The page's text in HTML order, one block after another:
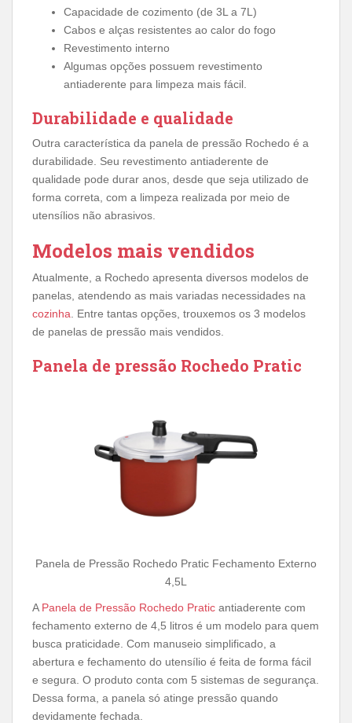
Capacidade de cozimento (de 3L a 7L)
Cabos e alças resistentes ao calor do fogo
Revestimento interno
Algumas opções possuem revestimento
antiaderente para limpeza mais fácil.
Durabilidade e qualidade
Outra característica da panela de pressão Rochedo é a
durabilidade. Seu revestimento antiaderente de
qualidade pode durar anos, desde que seja utilizado de
forma correta, com a limpeza realizada por meio de
utensílios não abrasivos.
Modelos mais vendidos
Atualmente, a Rochedo apresenta diversos modelos de
panelas, atendendo as mais variadas necessidades na
cozinha. Entre tantas opções, trouxemos os 3 modelos
de panelas de pressão mais vendidos.
Panela de pressão Rochedo Pratic
Panela de Pressão Rochedo Pratic Fechamento Externo
4,5L
A Panela de Pressão Rochedo Pratic antiaderente com
fechamento externo de 4,5 litros é um modelo para quem
busca praticidade. Com manuseio simplificado, a
abertura e fechamento do utensílio é feita de forma fácil
e segura. O produto conta com 5 sistemas de segurança.
Dessa forma, a panela só atinge pressão quando
devidamente fechada.